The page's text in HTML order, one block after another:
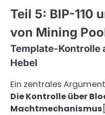
Teil 5: BIP-110
von Mining
Template-Kontrolle
Hebel
Ein zentrales
Die Kontrolle über
Machtmechanismus